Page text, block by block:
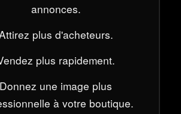
annonces.
plus d'acheteurs.
plus rapidement.
Donnez une image plus
à votre boutique.